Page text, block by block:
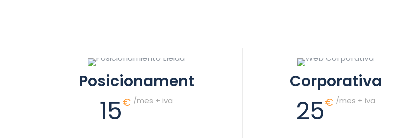
Posicionament
15€ /mes + iva
Corporativa
25€ /mes + iva